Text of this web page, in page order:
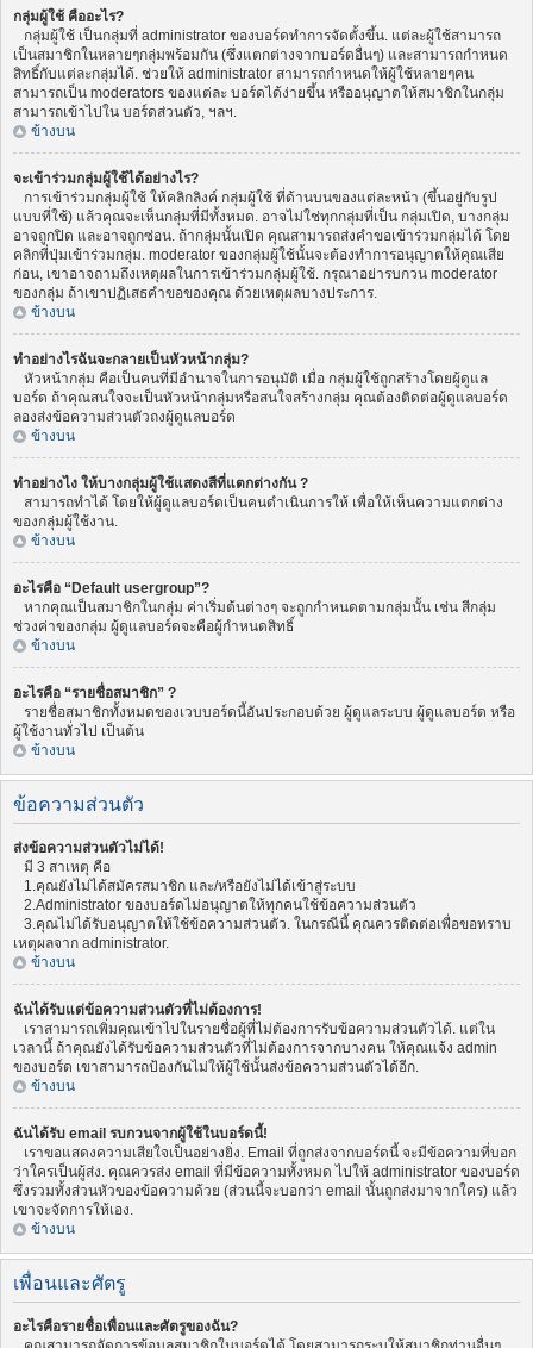
กลุ่มผู้ใช้ คืออะไร?
กลุ่มผู้ใช้ เป็นกลุ่มที่ administrator ของบอร์ดทำการจัดตั้งขึ้น. แต่ละผู้ใช้สามารถ
เป็นสมาชิกในหลายๆกลุ่มพร้อมกัน (ซึ่งแตกต่างจากบอร์ดอื่นๆ) และสามารถกำหนด
สิทธิ์กับแต่ละกลุ่มได้. ช่วยให้ administrator สามารถกำหนดให้ผู้ใช้หลายๆคน
สามารถเป็น moderators ของแต่ละ บอร์ดได้ง่ายขึ้น หรืออนุญาตให้สมาชิกในกลุ่ม
สามารถเข้าไปใน บอร์ดส่วนตัว, ฯลฯ.
ข้างบน
จะเข้าร่วมกลุ่มผู้ใช้ได้อย่างไร?
การเข้าร่วมกลุ่มผู้ใช้ ให้คลิกลิงค์ กลุ่มผู้ใช้ ที่ด้านบนของแต่ละหน้า (ขึ้นอยู่กับรูป
แบบที่ใช้) แล้วคุณจะเห็นกลุ่มที่มีทั้งหมด. อาจไม่ใช่ทุกกลุ่มที่เป็น กลุ่มเปิด, บางกลุ่ม
อาจถูกปิด และอาจถูกซ่อน. ถ้ากลุ่มนั้นเปิด คุณสามารถส่งคำขอเข้าร่วมกลุ่มได้ โดย
คลิกที่ปุ่มเข้าร่วมกลุ่ม. moderator ของกลุ่มผู้ใช้นั้นจะต้องทำการอนุญาตให้คุณเสีย
ก่อน, เขาอาจถามถึงเหตุผลในการเข้าร่วมกลุ่มผู้ใช้. กรุณาอย่ารบกวน moderator
ของกลุ่ม ถ้าเขาปฏิเสธคำขอของคุณ ด้วยเหตุผลบางประการ.
ข้างบน
ทำอย่างไรฉันจะกลายเป็นหัวหน้ากลุ่ม?
หัวหน้ากลุ่ม คือเป็นคนที่มีอำนาจในการอนุมัติ เมื่อ กลุ่มผู้ใช้ถูกสร้างโดยผู้ดูแล
บอร์ด ถ้าคุณสนใจจะเป็นหัวหน้ากลุ่มหรือสนใจสร้างกลุ่ม คุณต้องติดต่อผู้ดูแลบอร์ด
ลองส่งข้อความส่วนตัวถงผู้ดูแลบอร์ด
ข้างบน
ทำอย่างไง ให้บางกลุ่มผู้ใช้แสดงสีที่แตกต่างกัน ?
สามารถทำได้ โดยให้ผู้ดูแลบอร์ดเป็นคนดำเนินการให้ เพื่อให้เห็นความแตกต่าง
ของกลุ่มผู้ใช้งาน.
ข้างบน
อะไรคือ “Default usergroup”?
หากคุณเป็นสมาชิกในกลุ่ม ค่าเริ่มต้นต่างๆ จะถูกกำหนดตามกลุ่มนั้น เช่น สีกลุ่ม
ช่วงค่าของกลุ่ม ผู้ดูแลบอร์ดจะคือผู้กำหนดสิทธิ์
ข้างบน
อะไรคือ “รายชื่อสมาชิก” ?
รายชื่อสมาชิกทั้งหมดของเวบบอร์ดนี้อันประกอบด้วย ผู้ดูแลระบบ ผู้ดูแลบอร์ด หรือ
ผู้ใช้งานทั่วไป เป็นต้น
ข้างบน
ข้อความส่วนตัว
ส่งข้อความส่วนตัวไม่ได้!
มี 3 สาเหตุ คือ
1.คุณยังไม่ได้สมัครสมาชิก และ/หรือยังไม่ได้เข้าสู่ระบบ
2.Administrator ของบอร์ดไม่อนุญาตให้ทุกคนใช้ข้อความส่วนตัว
3.คุณไม่ได้รับอนุญาตให้ใช้ข้อความส่วนตัว. ในกรณีนี้ คุณควรติดต่อเพื่อขอทราบ
เหตุผลจาก administrator.
ข้างบน
ฉันได้รับแต่ข้อความส่วนตัวที่ไม่ต้องการ!
เราสามารถเพิ่มคุณเข้าไปในรายชื่อผู้ที่ไม่ต้องการรับข้อความส่วนตัวได้. แต่ใน
เวลานี้ ถ้าคุณยังได้รับข้อความส่วนตัวที่ไม่ต้องการจากบางคน ให้คุณแจ้ง admin
ของบอร์ด เขาสามารถป้องกันไม่ให้ผู้ใช้นั้นส่งข้อความส่วนตัวได้อีก.
ข้างบน
ฉันได้รับ email รบกวนจากผู้ใช้ในบอร์ดนี้!
เราขอแสดงความเสียใจเป็นอย่างยิ่ง. Email ที่ถูกส่งจากบอร์ดนี้ จะมีข้อความที่บอก
ว่าใครเป็นผู้ส่ง. คุณควรส่ง email ที่มีข้อความทั้งหมด ไปให้ administrator ของบอร์ด
ซึ่งรวมทั้งส่วนหัวของข้อความด้วย (ส่วนนี้จะบอกว่า email นั้นถูกส่งมาจากใคร) แล้ว
เขาจะจัดการให้เอง.
ข้างบน
เพื่อนและศัตรู
อะไรคือรายชื่อเพื่อนและศัตรูของฉัน?